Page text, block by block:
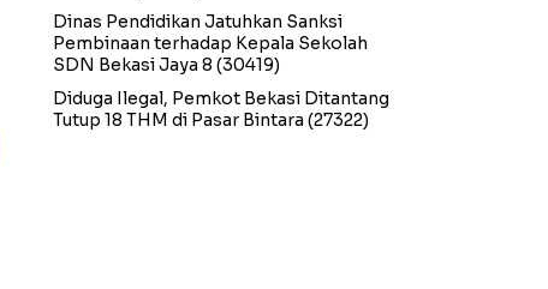
Dinas Pendidikan Jatuhkan Sanksi
Pembinaan terhadap Kepala Sekolah
SDN Bekasi Jaya 8 (30419)
Diduga Ilegal, Pemkot Bekasi Ditantang
Tutup 18 THM di Pasar Bintara (27322)